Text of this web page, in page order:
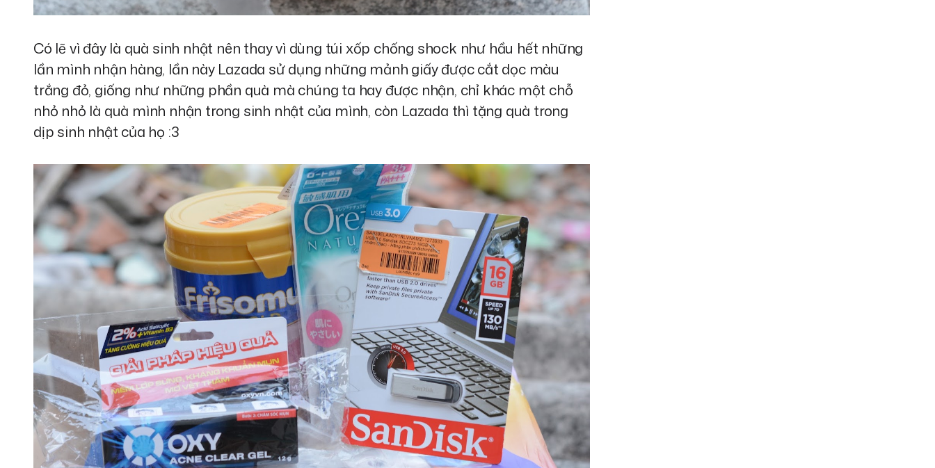
Có lẽ vì đây là quà sinh nhật nên thay vì dùng túi xốp chống shock như hầu hết những
lần mình nhận hàng, lần này Lazada sử dụng những mảnh giấy được cắt dọc màu
trắng đỏ, giống như những phần quà mà chúng ta hay được nhận, chỉ khác một chỗ
nhỏ nhỏ là quà mình nhận trong sinh nhật của mình, còn Lazada thì tặng quà trong
dịp sinh nhật của họ :3